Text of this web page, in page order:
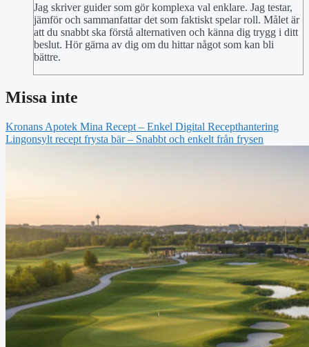
Jag skriver guider som gör komplexa val enklare. Jag testar,
jämför och sammanfattar det som faktiskt spelar roll. Målet är
att du snabbt ska förstå alternativen och känna dig trygg i ditt
beslut. Hör gärna av dig om du hittar något som kan bli
bättre.
Missa inte
Kronans Apotek Mina Recept – Enkel Digital Recepthantering
Lingonsylt recept frysta bär – Snabbt och enkelt från frysen